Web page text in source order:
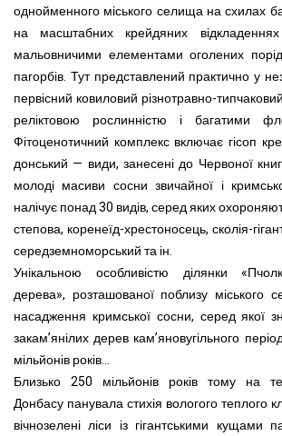
однойменного міського селища на схилах
на масштабних крейдяних
мальовничими елементами оголених
пагорбів. Тут представлений практично у
первісний ковиловий різнотравно-
реліктовою рослинністю і багатими
Фітоценотичний комплекс включає гісоп
донський — види, занесені до Червоної
молоді масиви сосни звичайної і
налічує понад 30 видів, серед яких
степова, коренеїд-хрестоносець, сколія-
середземноморський та ін.
Унікальною особливістю ділянки
дерева», розташованої поблизу міського
насадження кримської сосни, серед якої
закам’янілих дерев кам’яновугільного
мільйонів років...
Близько 250 мільйонів років тому на
Донбасу панувала стихія вологого теплого
вічнозелені ліси із гігантськими кущами